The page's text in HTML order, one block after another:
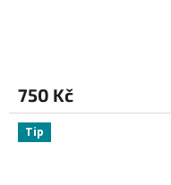
750 Kč
Tip